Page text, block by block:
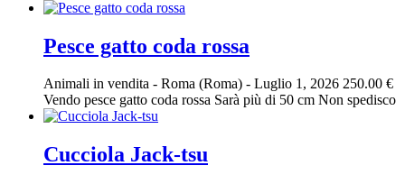
Pesce gatto coda rossa
Animali in vendita - Roma (Roma) - Luglio 1, 2026 250.00 €
Vendo pesce gatto coda rossa Sarà più di 50 cm Non spedisco
Cucciola Jack-tsu